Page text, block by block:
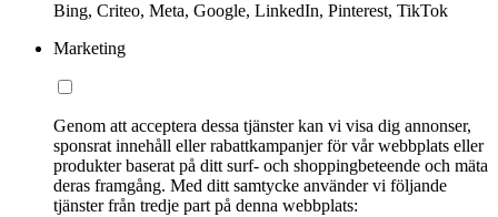
Bing, Criteo, Meta, Google, LinkedIn, Pinterest, TikTok
Marketing
Genom att acceptera dessa tjänster kan vi visa dig annonser,
sponsrat innehåll eller rabattkampanjer för vår webbplats eller
produkter baserat på ditt surf- och shoppingbeteende och mäta
deras framgång. Med ditt samtycke använder vi följande
tjänster från tredje part på denna webbplats: